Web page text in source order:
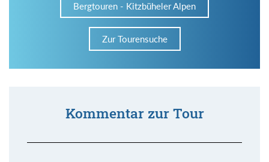
Bergtouren - Kitzbüheler Alpen
Zur Tourensuche
Kommentar zur Tour